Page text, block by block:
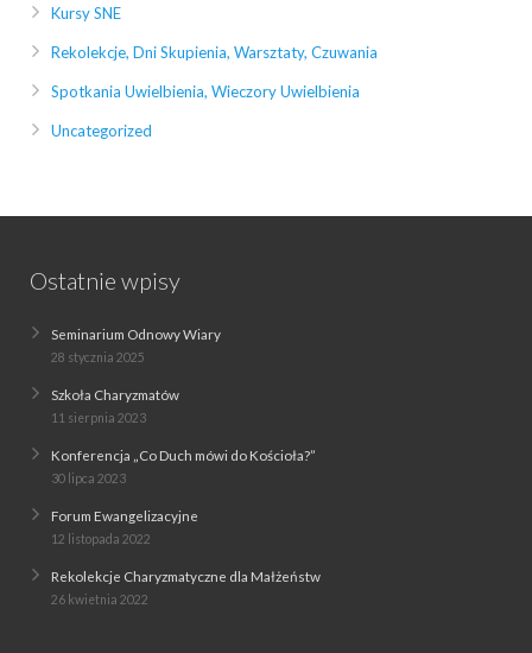
Kursy SNE
Rekolekcje, Dni Skupienia, Warsztaty, Czuwania
Spotkania Uwielbienia, Wieczory Uwielbienia
Uncategorized
Ostatnie wpisy
Seminarium Odnowy Wiary
28 stycznia 2025
Szkoła Charyzmatów
11 sierpnia 2023
Konferencja „Co Duch mówi do Kościoła?”
30 lipca 2023
Forum Ewangelizacyjne
12 listopada 2022
Rekolekcje Charyzmatyczne dla Małżeństw
26 kwietnia 2022